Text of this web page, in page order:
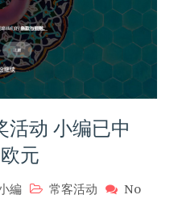
动 小编已中
元
編 常客活动
No